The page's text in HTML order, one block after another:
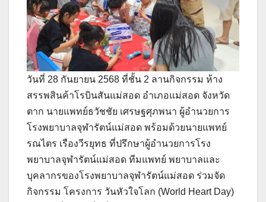
วันที่ 28 กันยายน 2568 ที่ชั้น 2 ลานกิจกรรม ห้าง
สรรพสินค้าโรบินสันแม่สอด อำเภอแม่สอด จังหวัด
ตาก นายแพทย์ธวัชชัย เศรษฐศุภพนา ผู้อำนวยการ
โรงพยาบาลจุฬารัตน์แม่สอด พร้อมด้วยนายแพทย์
รณไตร เรืองวีรยุทธ ที่ปรึกษาผู้อำนวยการโรง
พยาบาลจุฬารัตน์แม่สอด ทีมแพทย์ พยาบาลและ
บุคลากรของโรงพยาบาลจุฬารัตน์แม่สอด ร่วมจัด
กิจกรรม โครงการ วันหัวใจโลก (World Heart Day)